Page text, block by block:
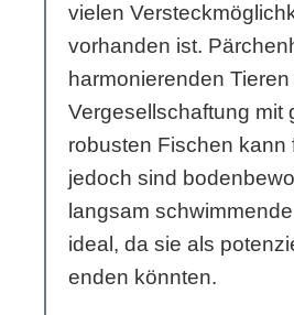
vielen
vorhanden ist.
harmonierenden
Vergesellschaftung mit
robusten Fischen kann
jedoch sind
langsam
ideal, da sie als
enden könnten.